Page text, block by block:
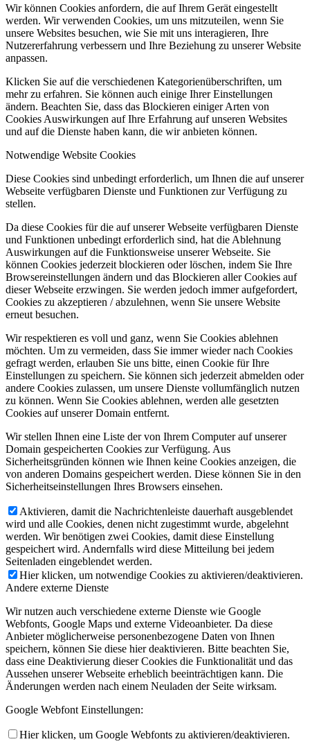
Wir können Cookies anfordern, die auf Ihrem Gerät eingestellt
werden. Wir verwenden Cookies, um uns mitzuteilen, wenn Sie
unsere Websites besuchen, wie Sie mit uns interagieren, Ihre
Nutzererfahrung verbessern und Ihre Beziehung zu unserer Website
anpassen.
Klicken Sie auf die verschiedenen Kategorienüberschriften, um
mehr zu erfahren. Sie können auch einige Ihrer Einstellungen
ändern. Beachten Sie, dass das Blockieren einiger Arten von
Cookies Auswirkungen auf Ihre Erfahrung auf unseren Websites
und auf die Dienste haben kann, die wir anbieten können.
Notwendige Website Cookies
Diese Cookies sind unbedingt erforderlich, um Ihnen die auf unserer
Webseite verfügbaren Dienste und Funktionen zur Verfügung zu
stellen.
Da diese Cookies für die auf unserer Webseite verfügbaren Dienste
und Funktionen unbedingt erforderlich sind, hat die Ablehnung
Auswirkungen auf die Funktionsweise unserer Webseite. Sie
können Cookies jederzeit blockieren oder löschen, indem Sie Ihre
Browsereinstellungen ändern und das Blockieren aller Cookies auf
dieser Webseite erzwingen. Sie werden jedoch immer aufgefordert,
Cookies zu akzeptieren / abzulehnen, wenn Sie unsere Website
erneut besuchen.
Wir respektieren es voll und ganz, wenn Sie Cookies ablehnen
möchten. Um zu vermeiden, dass Sie immer wieder nach Cookies
gefragt werden, erlauben Sie uns bitte, einen Cookie für Ihre
Einstellungen zu speichern. Sie können sich jederzeit abmelden oder
andere Cookies zulassen, um unsere Dienste vollumfänglich nutzen
zu können. Wenn Sie Cookies ablehnen, werden alle gesetzten
Cookies auf unserer Domain entfernt.
Wir stellen Ihnen eine Liste der von Ihrem Computer auf unserer
Domain gespeicherten Cookies zur Verfügung. Aus
Sicherheitsgründen können wie Ihnen keine Cookies anzeigen, die
von anderen Domains gespeichert werden. Diese können Sie in den
Sicherheitseinstellungen Ihres Browsers einsehen.
Aktivieren, damit die Nachrichtenleiste dauerhaft ausgeblendet
wird und alle Cookies, denen nicht zugestimmt wurde, abgelehnt
werden. Wir benötigen zwei Cookies, damit diese Einstellung
gespeichert wird. Andernfalls wird diese Mitteilung bei jedem
Seitenladen eingeblendet werden.
Hier klicken, um notwendige Cookies zu aktivieren/deaktivieren.
Andere externe Dienste
Wir nutzen auch verschiedene externe Dienste wie Google
Webfonts, Google Maps und externe Videoanbieter. Da diese
Anbieter möglicherweise personenbezogene Daten von Ihnen
speichern, können Sie diese hier deaktivieren. Bitte beachten Sie,
dass eine Deaktivierung dieser Cookies die Funktionalität und das
Aussehen unserer Webseite erheblich beeinträchtigen kann. Die
Änderungen werden nach einem Neuladen der Seite wirksam.
Google Webfont Einstellungen:
Hier klicken, um Google Webfonts zu aktivieren/deaktivieren.